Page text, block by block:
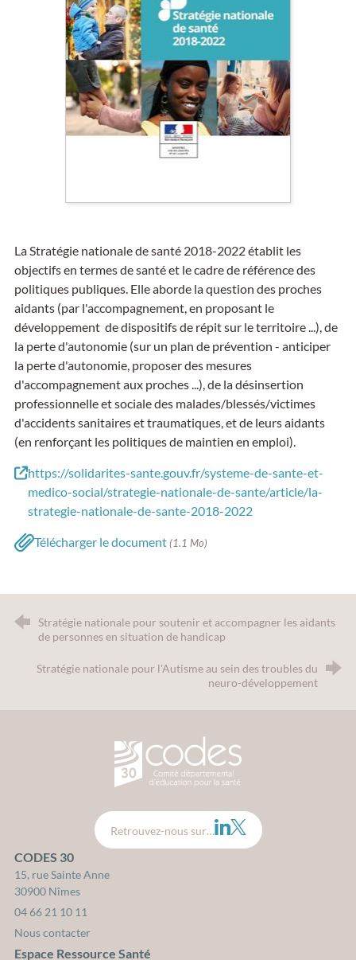
La Stratégie nationale de santé 2018-2022 établit les
objectifs en termes de santé et le cadre de référence des
politiques publiques. Elle aborde la question des proches
aidants (par l'accompagnement, en proposant le
développement de dispositifs de répit sur le territoire ...), de
la perte d'autonomie (sur un plan de prévention - anticiper
la perte d'autonomie, proposer des mesures
d'accompagnement aux proches ...), de la désinsertion
professionnelle et sociale des malades/blessés/victimes
d'accidents sanitaires et traumatiques, et de leurs aidants
(en renforçant les politiques de maintien en emploi).
https://solidarites-sante.gouv.fr/systeme-de-sante-et-
medico-social/strategie-nationale-de-sante/article/la-
strategie-nationale-de-sante-2018-2022
Télécharger le document(1.1 Mo)
Stratégie nationale pour soutenir et accompagner les aidants
de personnes en situation de handicap
Stratégie nationale pour l'Autisme au sein des troubles du
neuro-développement
CODES 30 - Comité
Retrouvez-nous sur… LinkedIn
Twitter
CODES 30
15, rue Sainte Anne
30900 Nîmes
04 66 21 10 11
Nous contacter
Espace Ressource Santé